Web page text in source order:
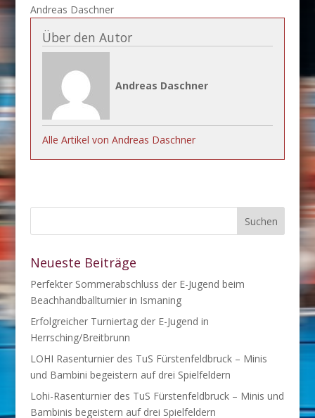
Andreas Daschner
Über den Autor
Andreas Daschner
Alle Artikel von Andreas Daschner
Neueste Beiträge
Perfekter Sommerabschluss der E-Jugend beim
Beachhandballturnier in Ismaning
Erfolgreicher Turniertag der E-Jugend in
Herrsching/Breitbrunn
LOHI Rasenturnier des TuS Fürstenfeldbruck – Minis
und Bambini begeistern auf drei Spielfeldern
Lohi-Rasenturnier des TuS Fürstenfeldbruck – Minis und
Bambinis begeistern auf drei Spielfeldern